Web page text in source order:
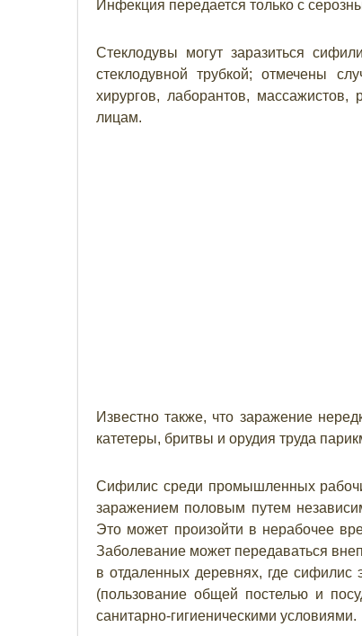
Инфекция передается только с
Стеклодувы могут заразиться
стеклодувной трубкой; отмечены
хирургов, лаборантов,
лицам.
Известно также, что заражение
катетеры, бритвы и орудия труда
Сифилис среди промышленных
заражением половым путем
Это может произойти в нерабочее
Заболевание может передаваться
в отдаленных деревнях, где сифилис
(пользование общей постелью и
санитарно-гигиеническими условиями.